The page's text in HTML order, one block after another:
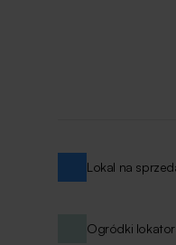
Lokal na
Ogródki